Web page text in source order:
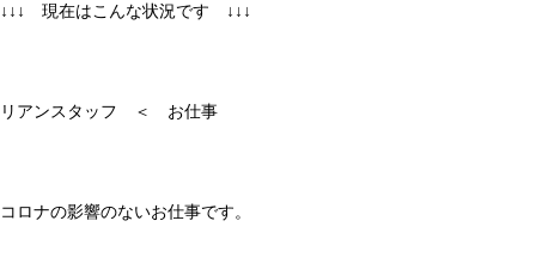
↓↓↓ 現在はこんな状況です ↓↓↓
リアンスタッフ ＜ お仕事
コロナの影響のないお仕事です。